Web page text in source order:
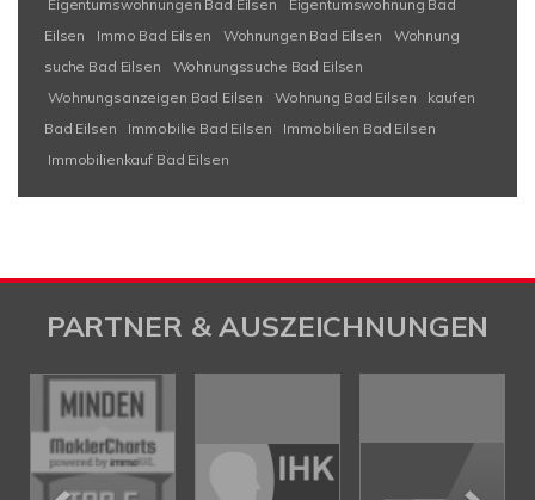
Eigentumswohnungen Bad Eilsen
Eigentumswohnung Bad
Eilsen
Immo Bad Eilsen Wohnungen Bad Eilsen
Wohnung
suche Bad Eilsen
Wohnungssuche Bad Eilsen
Wohnungsanzeigen Bad Eilsen
Wohnung Bad Eilsen
kaufen
Bad Eilsen
Immobilie Bad Eilsen
Immobilien Bad Eilsen
Immobilienkauf Bad Eilsen
PARTNER & AUSZEICHNUNGEN